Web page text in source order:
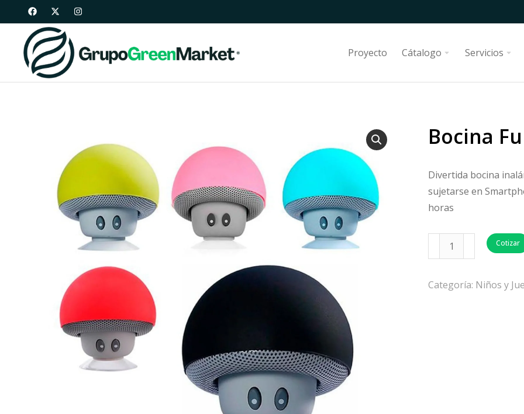
Proyecto Cátalogo Servicios
Bocina
Divertida bocina
sujetarse en
horas
Cotizar
Categoría: Niños y